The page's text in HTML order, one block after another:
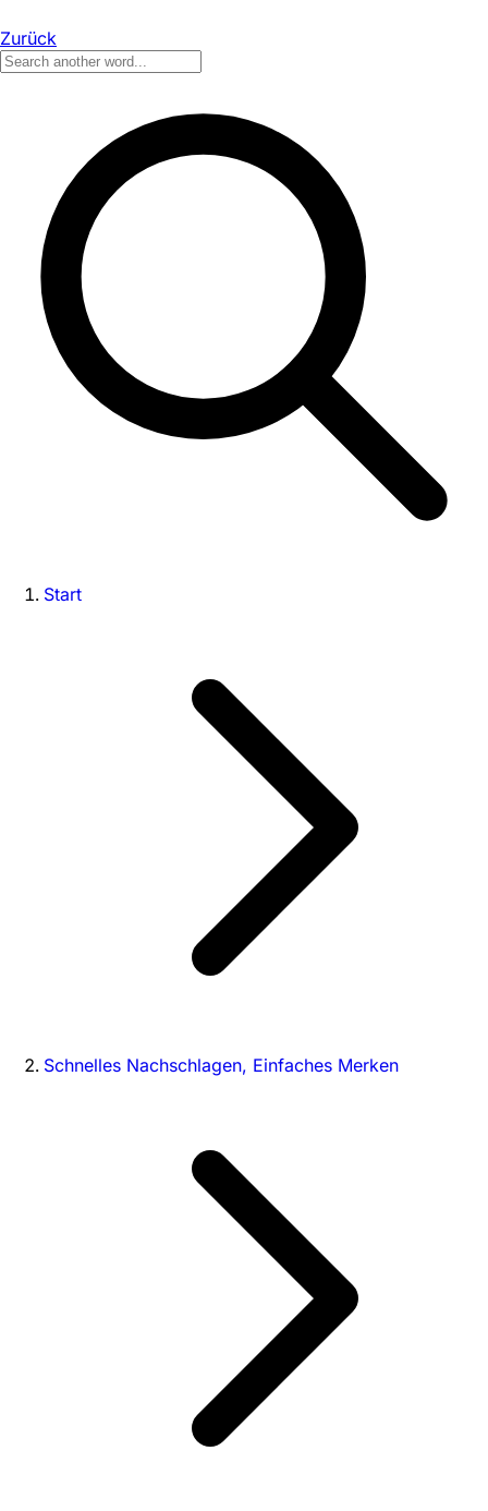
Zurück
Start
Schnelles Nachschlagen, Einfaches Merken